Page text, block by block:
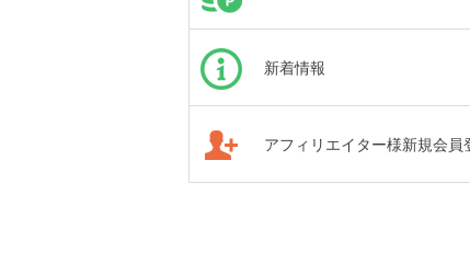
新着情報
アフィリエイター様新規会員